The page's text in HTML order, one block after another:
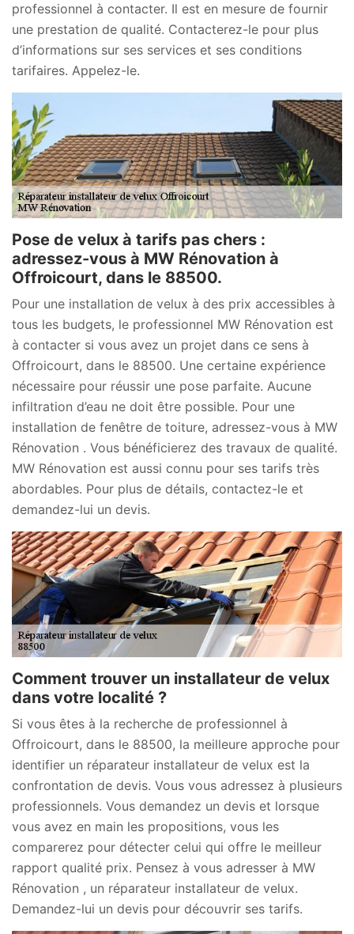
professionnel à contacter. Il est en mesure de fournir
une prestation de qualité. Contacterez-le pour plus
d’informations sur ses services et ses conditions
tarifaires. Appelez-le.
Pose de velux à tarifs pas chers :
adressez-vous à MW Rénovation à
Offroicourt, dans le 88500.
Pour une installation de velux à des prix accessibles à
tous les budgets, le professionnel MW Rénovation est
à contacter si vous avez un projet dans ce sens à
Offroicourt, dans le 88500. Une certaine expérience
nécessaire pour réussir une pose parfaite. Aucune
infiltration d’eau ne doit être possible. Pour une
installation de fenêtre de toiture, adressez-vous à MW
Rénovation . Vous bénéficierez des travaux de qualité.
MW Rénovation est aussi connu pour ses tarifs très
abordables. Pour plus de détails, contactez-le et
demandez-lui un devis.
Comment trouver un installateur de velux
dans votre localité ?
Si vous êtes à la recherche de professionnel à
Offroicourt, dans le 88500, la meilleure approche pour
identifier un réparateur installateur de velux est la
confrontation de devis. Vous vous adressez à plusieurs
professionnels. Vous demandez un devis et lorsque
vous avez en main les propositions, vous les
comparerez pour détecter celui qui offre le meilleur
rapport qualité prix. Pensez à vous adresser à MW
Rénovation , un réparateur installateur de velux.
Demandez-lui un devis pour découvrir ses tarifs.